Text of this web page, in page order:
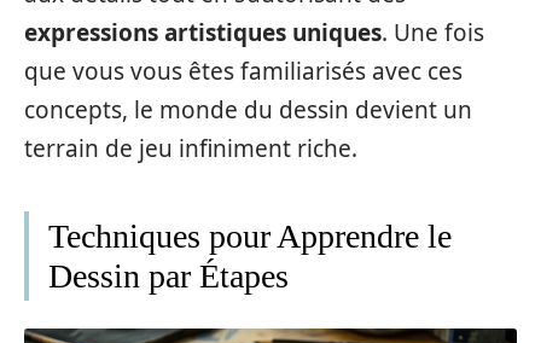
expressions artistiques uniques. Une fois
que vous vous êtes familiarisés avec ces
concepts, le monde du dessin devient un
terrain de jeu infiniment riche.
Techniques pour Apprendre le
Dessin par Étapes